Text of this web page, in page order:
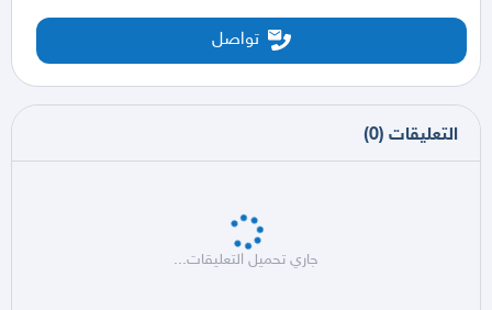
تواصل
التعليقات (
0
)
جاري تحميل التعليقات...